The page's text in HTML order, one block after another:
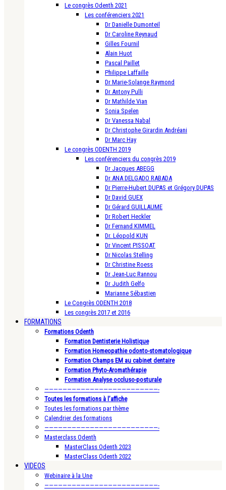
Le congrès Odenth 2021
Les conférenciers 2021
Dr Danielle Dumonteil
Dr Caroline Reynaud
Gilles Fournil
Alain Huot
Pascal Paillet
Philippe Laffaille
Dr Marie-Solange Raymond
Dr Antony Pulli
Dr Mathilde Vian
Sonia Spelen
Dr Vanessa Nabal
Dr Christophe Girardin Andréani
Dr Marc Hay
Le congrès ODENTH 2019
Les conférenciers du congrès 2019
Dr Jacques ABEGG
Dr ANA DELGADO RABADA
Dr Pierre-Hubert DUPAS et Grégory DUPAS
Dr David GUEX
Dr Gérard GUILLAUME
Dr Robert Heckler
Dr Fernand KIMMEL
Dr. Léopold KUN
Dr Vincent PISSOAT
Dr Nicolas Stelling
Dr Christine Roess
Dr Jean-Luc Rannou
Dr Judith Gelfo
Marianne Sébastien
Le Congrès ODENTH 2018
Les congrès 2017 et 2016
FORMATIONS
Formations Odenth
Formation Dentisterie Holistique
Formation Homeopathie odonto-stomatologique
Formation Champs EM au cabinet dentaire
Formation Phyto-Aromathérapie
Formation Analyse occluso-posturale
—————————————————————————-
Toutes les formations à l’affiche
Toutes les formations par thème
Calendrier des formations
—————————————————————————-
Masterclass Odenth
MasterClass Odenth 2023
MasterClass Odenth 2022
VIDEOS
Webinaire à la Une
—————————————————————————-